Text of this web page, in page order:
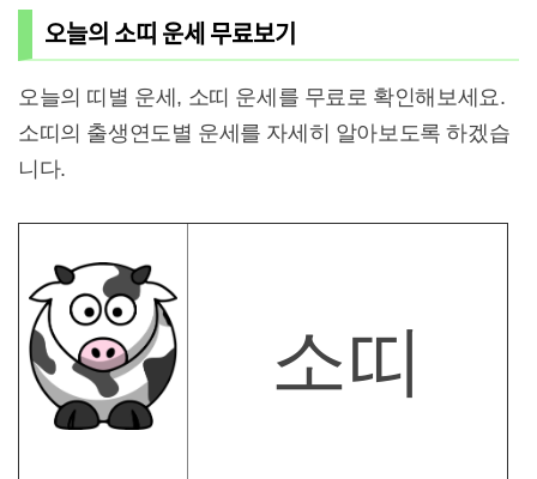
오늘의 소띠 운세 무료보기
오늘의 띠별 운세, 소띠 운세를 무료로 확인해보세요.
소띠의 출생연도별 운세를 자세히 알아보도록 하겠습
니다.
소띠